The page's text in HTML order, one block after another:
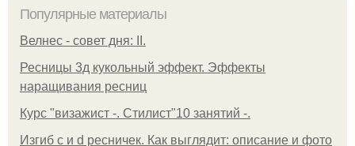
Популярные материалы
Велнес - совет дня: II.
Ресницы 3д кукольный эффект. Эффекты
наращивания ресниц
Курс "визажист -. Стилист"10 занятий -.
Изгиб c и d ресничек. Как выглядит: описание и фото